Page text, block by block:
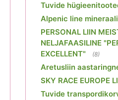
Tuvide
Alpenic line
PERSONAL LIIN
NELJAFAASILINE
EXCELLENT"
(8)
Aretusliin
SKY RACE EUROPE
Tuvide